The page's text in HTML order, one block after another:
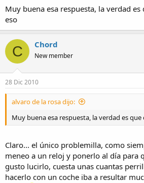
Muy buena esa respuesta, la verdad
eso
C Chord
New member
28 Dic 2010
alvaro de la rosa dijo:
Muy buena esa respuesta, la verdad es
Claro... el único problemilla, como
meneo a un reloj y ponerlo al día para
gusto lucirlo, cuesta unas cuantas
hacerlo con un coche iba a resultar